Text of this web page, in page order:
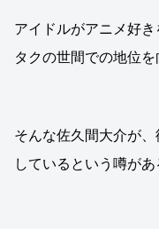
アイドルがアニメ好
タクの世間での地位
そんな佐久間大介が
しているという噂があ